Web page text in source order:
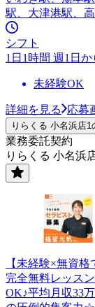
駅、大津港駅、
シフト
1日1時間 週1日
未経験OK
詳細を見る 応募
りらくる 小名浜店
業務委託契約
りらくる 小名浜
【未経験×無資
完全無料レッス
OK♪平均月収33